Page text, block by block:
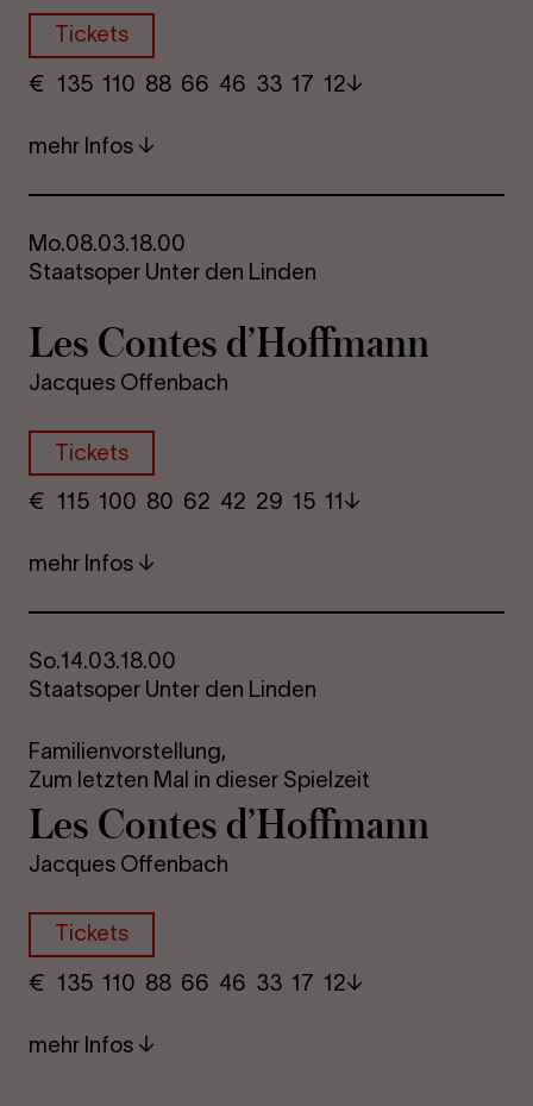
Tickets
€ ​ 135 110 88​ 66 46 33​ 17 12
mehr Infos
Mo.08.03.18.00
Staatsoper Unter den Linden
Les Con­tes d’Hoff­mann
Jacques Offenbach
Tickets
€ ​ 115 100 80​ 62 42 29​ 15 11
mehr Infos
So.14.03.18.00
Staatsoper Unter den Linden
Familienvorstellung,
Zum letzten Mal in dieser Spielzeit
Les Con­tes d’Hoff­mann
Jacques Offenbach
Tickets
€ ​ 135 110 88​ 66 46 33​ 17 12
mehr Infos